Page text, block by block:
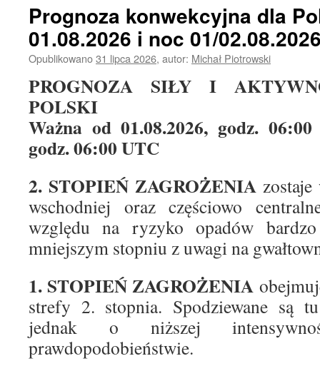
Prognoza konwekcyjna dla
01.08.2026 i noc 01/
Opublikowano31 lipca 2026, autor: Michał Piotrowski
PROGNOZA SIŁY I
POLSKI
Ważna od 01.08.2026, godz.
godz. 06:00 UTC
2. STOPIEŃ ZAGROŻENIA
wschodniej oraz częściowo
względu na ryzyko opadów
mniejszym stopniu z uwagi na
1. STOPIEŃ ZAGROŻENIA
strefy 2. stopnia. Spodziewane są
jednak o niższej
prawdopodobieństwie.